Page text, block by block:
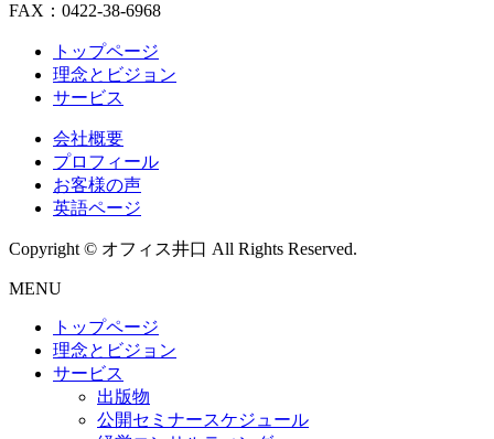
FAX：0422-38-6968
トップページ
理念とビジョン
サービス
会社概要
プロフィール
お客様の声
英語ページ
Copyright © オフィス井口 All Rights Reserved.
MENU
トップページ
理念とビジョン
サービス
出版物
公開セミナースケジュール